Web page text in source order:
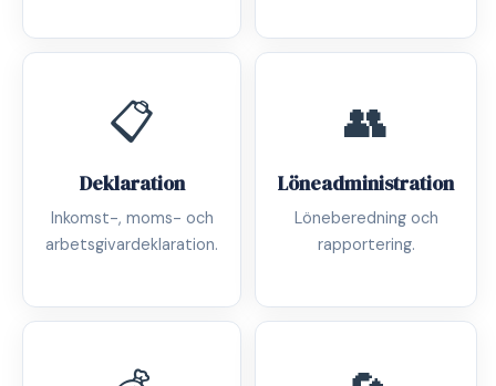
📋
Deklaration
Inkomst-, moms- och
arbetsgivardeklaration.
👥
Löneadministration
Löneberedning och
rapportering.